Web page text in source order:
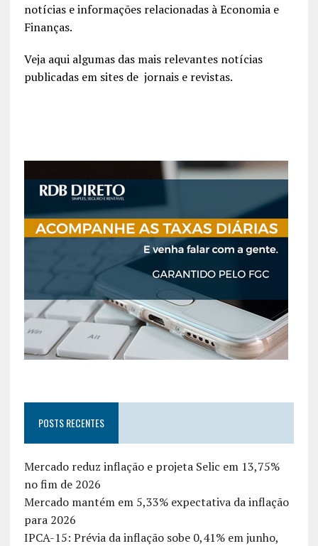
notícias e informações relacionadas à Economia e
Finanças.
Veja aqui algumas das mais relevantes notícias
publicadas em sites de jornais e revistas.
POSTS RECENTES
Mercado reduz inflação e projeta Selic em 13,75%
no fim de 2026
Mercado mantém em 5,33% expectativa da inflação
para 2026
IPCA-15: Prévia da inflação sobe 0,41% em junho,